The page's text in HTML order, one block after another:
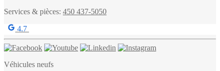
Services & pièces: 450 437-5050
4.7
Véhicules neufs